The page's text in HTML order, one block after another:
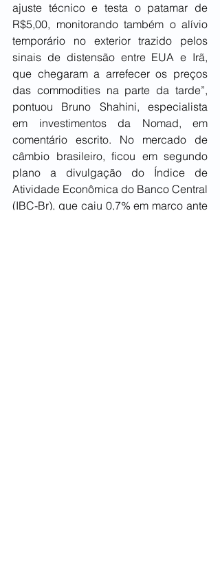
ajuste técnico e testa o patamar de
R$5,00, monitorando também o alívio
temporário no exterior trazido pelos
sinais de distensão entre EUA e Irã,
que chegaram a arrefecer os preços
das commodities na parte da tarde”,
pontuou Bruno Shahini, especialista
em investimentos da Nomad, em
comentário escrito. No mercado de
câmbio brasileiro, ficou em segundo
plano a divulgação do Índice de
Atividade Econômica do Banco Central
(IBC-Br), que caiu 0,7% em março ante